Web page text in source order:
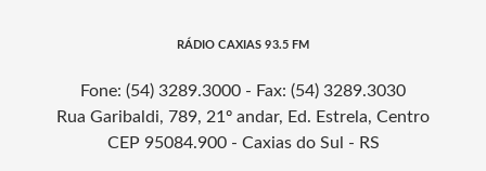
RÁDIO CAXIAS 93.5 FM
Fone: (54) 3289.3000 - Fax: (54) 3289.3030
Rua Garibaldi, 789, 21º andar, Ed. Estrela, Centro
CEP 95084.900 - Caxias do Sul - RS